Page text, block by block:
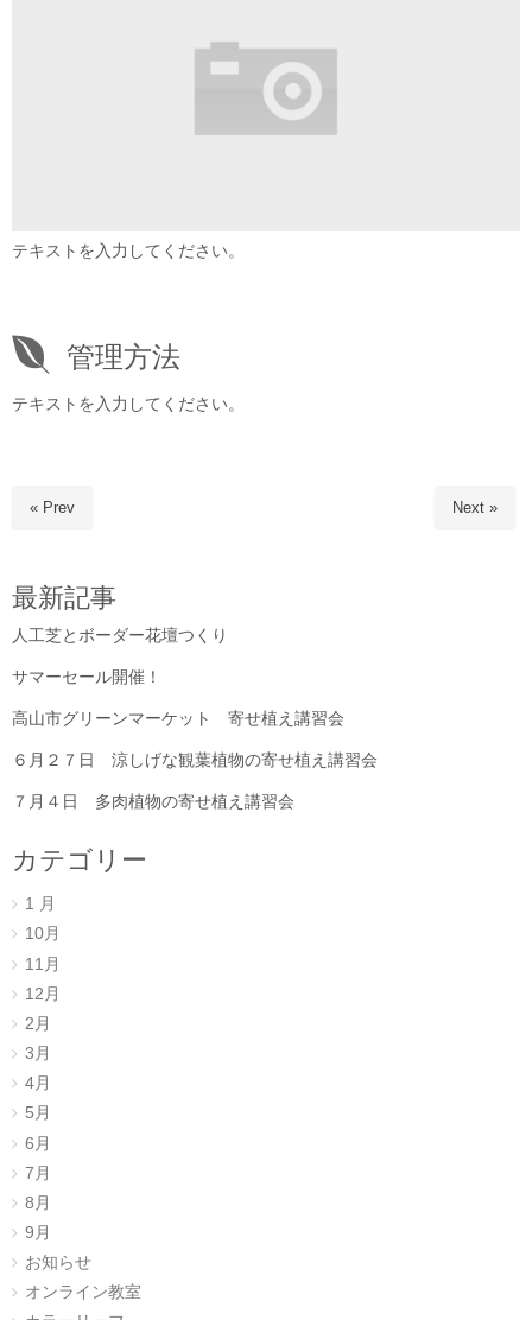
テキストを入力してください。
管理方法
テキストを入力してください。
« Prev Next »
最新記事
人工芝とボーダー花壇つくり
サマーセール開催！
高山市グリーンマーケット 寄せ植え講習会
６月２７日 涼しげな観葉植物の寄せ植え講習会
７月４日 多肉植物の寄せ植え講習会
カテゴリー
1 月
10月
11月
12月
2月
3月
4月
5月
6月
7月
8月
9月
お知らせ
オンライン教室